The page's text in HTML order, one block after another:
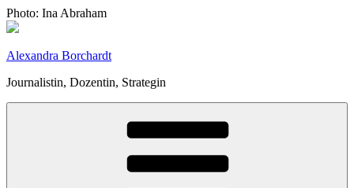
Zum
Inhalt
Photo: Ina Abraham
Alexandra Borchardt
Journalistin, Dozentin, Strategin